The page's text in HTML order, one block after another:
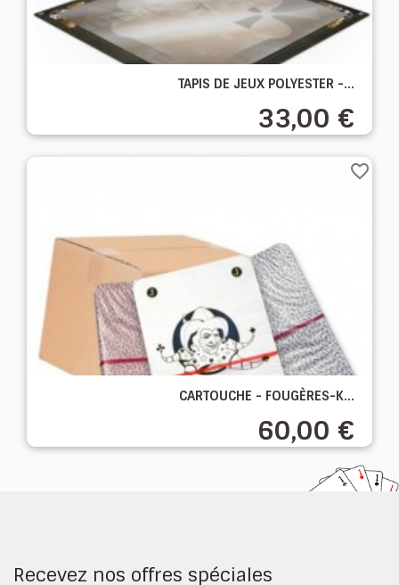
TAPIS DE JEUX POLYESTER -...
33,00 €
CARTOUCHE - FOUGÈRES-K...
60,00 €
favorite_border
Recevez nos offres spéciales